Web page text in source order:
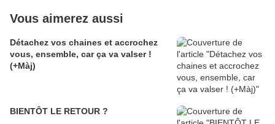
Vous aimerez aussi
Détachez vos chaines et accrochez
vous, ensemble, car ça va valser !
(+Màj)
BIENTÔT LE RETOUR ?